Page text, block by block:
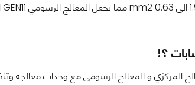
؟!
المركزي و المعالج الرسومي مع وحدات معالجة